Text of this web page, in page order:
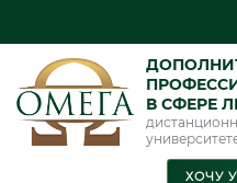
В СФЕРЕ
ХОЧУ